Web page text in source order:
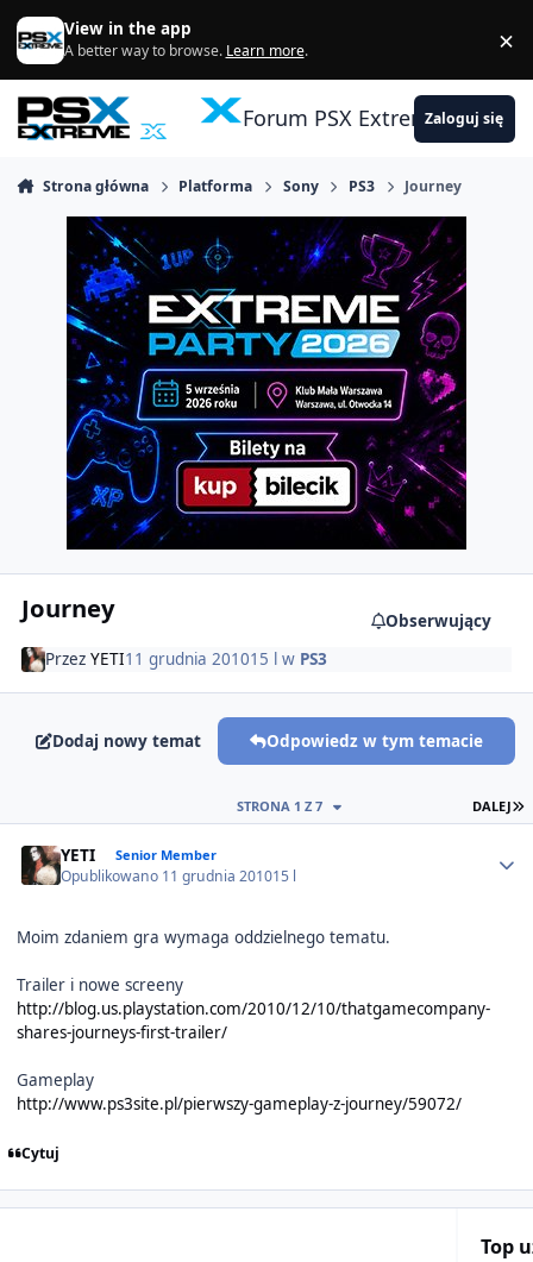
Skocz do zawartości
View in the app
A better way to browse. Learn more. ×
Forum PSX ExtremeZaloguj się
Strona główna Platforma Sony PS3 Journey
Journey
Obserwujący
Przez YETI11 grudnia 201015 l w PS3
Dodaj nowy temat Odpowiedz w tym temacie
DALEJ
STRONA 1 Z 7
YETI Senior Member
Opublikowano 11 grudnia 201015 l
Moim zdaniem gra wymaga oddzielnego tematu.
Trailer i nowe screeny
http://blog.us.playstation.com/2010/12/10/thatgamecompany-
shares-journeys-first-trailer/
Gameplay
http://www.ps3site.pl/pierwszy-gameplay-z-journey/59072/
Cytuj
Top